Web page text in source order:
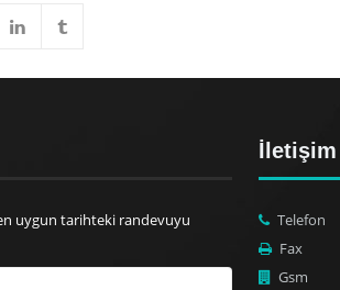
uygun tarihteki randevuyu
İletişim
Telefon
Fax
Gsm